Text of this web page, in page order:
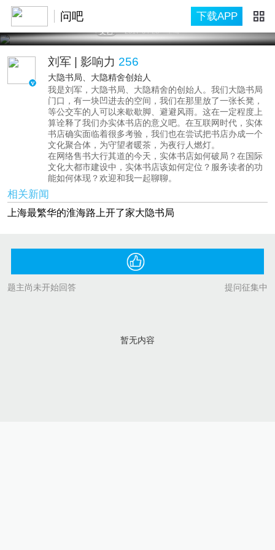
问吧 下载APP
文艺 2017-04-26 上海
刘军 | 影响力 256
大隐书局、大隐精舍创始人
我是刘军，大隐书局、大隐精舍的创始人。我们大隐书局
门口，有一块凹进去的空间，我们在那里放了一张长凳，
等公交车的人可以来歇歇脚、避避风雨。这在一定程度上
算诠释了我们办实体书店的意义吧。在互联网时代，实体
书店确实面临着很多考验，我们也在尝试把书店办成一个
文化聚合体，为守望者暖茶，为夜行人燃灯。
在网络售书大行其道的今天，实体书店如何破局？在国际
文化大都市建设中，实体书店该如何定位？服务读者的功
能如何体现？欢迎和我一起聊聊。
相关新闻
上海最繁华的淮海路上开了家大隐书局
题主尚未开始回答 提问征集中
暂无内容